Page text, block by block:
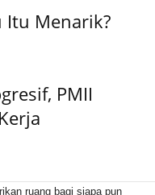
Itu Menarik?
PMII
ruang bagi siapa pun